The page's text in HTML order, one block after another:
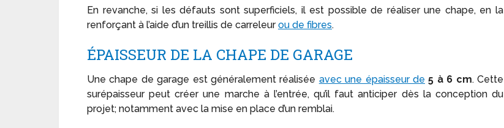
En revanche, si les défauts sont superficiels, il est possible de réaliser une chape, en la
renforçant à l’aide d’un treillis de carreleurou de fibres.
ÉPAISSEUR DE LA CHAPE DE GARAGE
Une chape de garage est généralement réalisée avec une épaisseur de 5 à 6 cm. Cette
surépaisseur peut créer une marche à l’entrée, qu’il faut anticiper dès la conception du
projet; notamment avec la mise en place d’un remblai.